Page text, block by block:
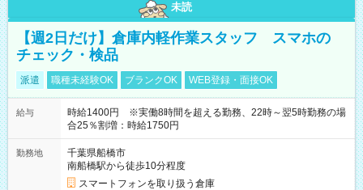
未読
【週2日だけ】倉庫内軽作業スタッフ スマホの
チェック・検品
派遣 職種未経験OK ブランクOK WEB登録・面接OK
給与
時給1400円 ※実働8時間を超える勤務、22時～翌5時勤務の場
合25％割増：時給1750円
勤務地
千葉県船橋市
南船橋駅から徒歩10分程度
スマートフォンを取り扱う倉庫